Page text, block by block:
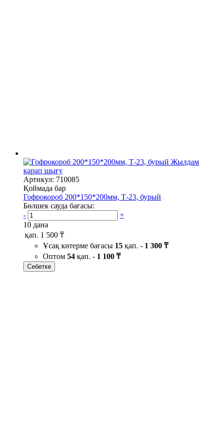
Жылдам
қарап шығу
Артикул: 710085
Қоймада бар
Гофрокороб 200*150*200мм, Т-23, бурый
Бөлшек сауда бағасы:
-
+
10 дана
қап. 1 500 ₸
Ұсақ көтерме бағасы 15 қап. - 1 300 ₸
Оптом 54 қап. - 1 100 ₸
Себетке